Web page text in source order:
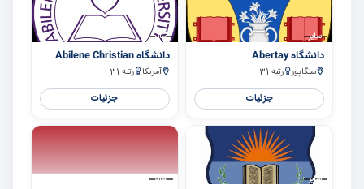
سایر
دانشگاه Abertay
سنگاپور رتبه 31
جزئیات
سایر
دانشگاه Abilene Christian
آمریکا رتبه 31
جزئیات
سایر سایر